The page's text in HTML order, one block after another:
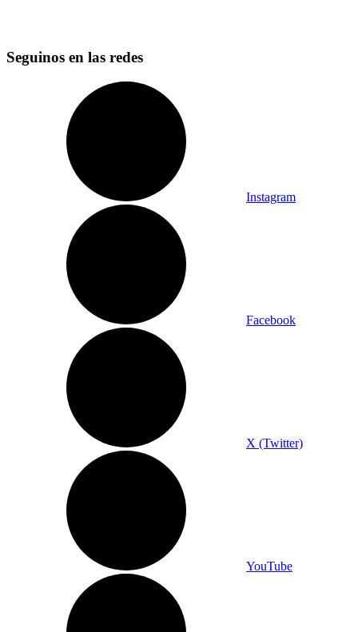
Seguinos en las redes
Instagram
Facebook
X (Twitter)
YouTube